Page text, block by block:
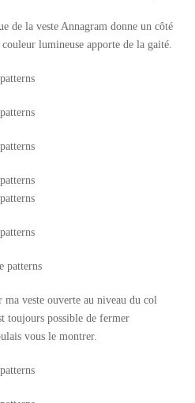
de la veste Annagram donne un côté
lumineuse apporte de la gaité.
veste ouverte au niveau du col
toujours possible de fermer
vous le montrer.